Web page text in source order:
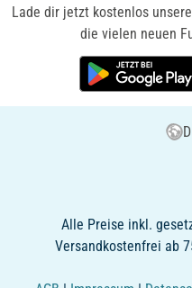
Lade dir jetzt kostenlos
die vielen neuen
Alle Preise inkl.
Versandkostenfrei ab